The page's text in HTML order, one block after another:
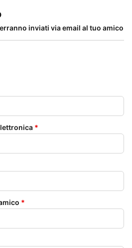
inviati via email al tuo amico
*
*